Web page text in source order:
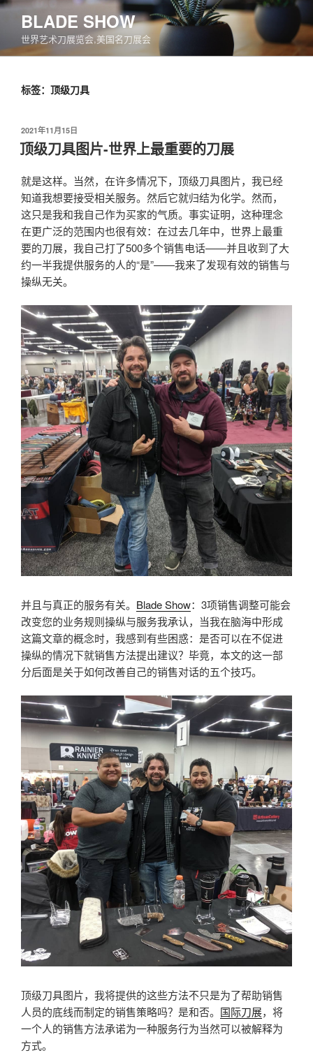
跳
容
BLADE SHOW
世界艺术刀展览会,美国名刀展会
标签：顶级刀具
发
布
于
2021年11月15日
顶级刀具图片-世界上最重要的刀展
就是这样。当然，在许多情况下，顶级刀具图片，我已经
知道我想要接受相关服务。然后它就归结为化学。然而，
这只是我和我自己作为买家的气质。事实证明，这种理念
在更广泛的范围内也很有效：在过去几年中，世界上最重
要的刀展，我自己打了500多个销售电话——并且收到了大
约一半我提供服务的人的“是”——我来了发现有效的销售与
操纵无关。
并且与真正的服务有关。 Blade Show：3项销售调整可能会
改变您的业务规则操纵与服务我承认，当我在脑海中形成
这篇文章的概念时，我感到有些困惑：是否可以在不促进
操纵的情况下就销售方法提出建议？毕竟，本文的这一部
分后面是关于如何改善自己的销售对话的五个技巧。
顶级刀具图片，我将提供的这些方法不只是为了帮助销售
人员的底线而制定的销售策略吗？是和否。 国际刀展，将
一个人的销售方法承诺为一种服务行为当然可以被解释为
方式。